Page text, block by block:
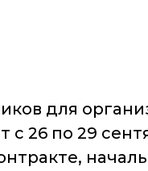
для
26 по 29